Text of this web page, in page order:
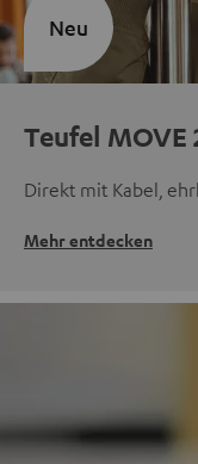
Teufel MOVE
Direkt mit Kabel,
Mehr entdecken
Neu